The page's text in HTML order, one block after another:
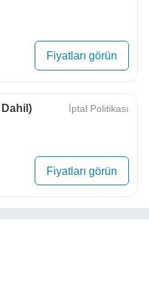
Fiyatları görün
İptal Politikası
Fiyatları görün